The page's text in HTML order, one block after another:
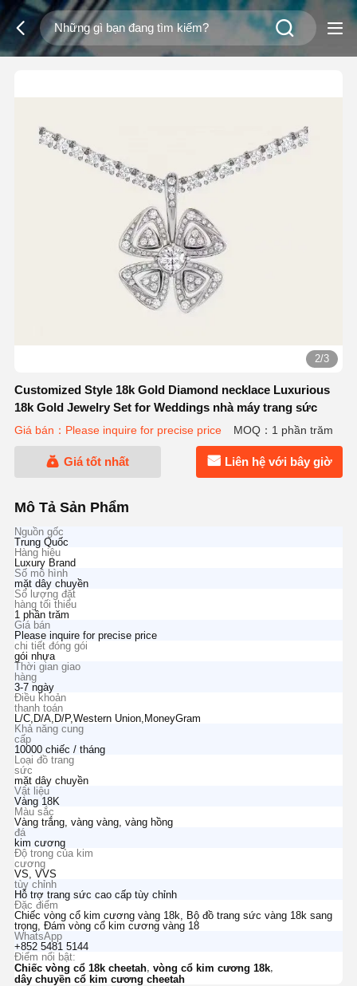
2/3
Customized Style 18k Gold Diamond necklace Luxurious
18k Gold Jewelry Set for Weddings nhà máy trang sức
Giá bán：Please inquire for precise price MOQ：1 phần trăm
Giá tốt nhất Liên hệ với bây giờ
Mô Tả Sản Phẩm
Nguồn gốc
Trung Quốc
Hàng hiệu
Luxury Brand
Số mô hình
mặt dây chuyền
Số lượng đặt
hàng tối thiểu
1 phần trăm
Giá bán
Please inquire for precise price
chi tiết đóng gói
gói nhựa
Thời gian giao
hàng
3-7 ngày
Điều khoản
thanh toán
L/C,D/A,D/P,Western Union,MoneyGram
Khả năng cung
cấp
10000 chiếc / tháng
Loại đồ trang
sức
mặt dây chuyền
Vật liệu
Vàng 18K
Màu sắc
Vàng trắng, vàng vàng, vàng hồng
đá
kim cương
Độ trong của kim
cương
VS, VVS
tùy chỉnh
Hỗ trợ trang sức cao cấp tùy chỉnh
Đặc điểm
Chiếc vòng cổ kim cương vàng 18k, Bộ đồ trang sức vàng 18k sang
trọng, Đám vòng cổ kim cương vàng 18
WhatsApp
+852 5481 5144
Điểm nổi bật:
Chiếc vòng cổ 18k cheetah, vòng cổ kim cương 18k,
dây chuyền cổ kim cương cheetah